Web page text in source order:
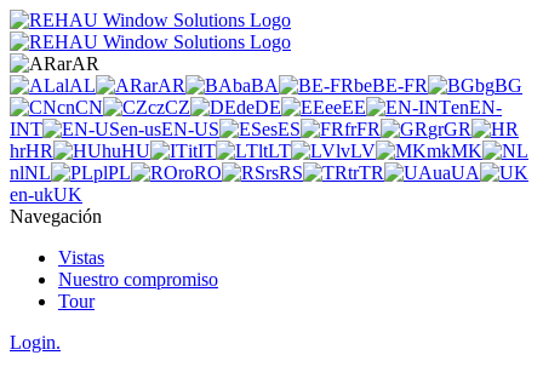
arAR
alAL arAR baBA beBE-FR bgBG
cnCN czCZ deDE eeEE enEN-
INT
en-usEN-US esES frFR grGR
hrHR huHU itIT ltLT lvLV mkMK
nlNL plPL roRO rsRS trTR uaUA
en-ukUK
Navegación
Vistas
Nuestro compromiso
Tour
Login.